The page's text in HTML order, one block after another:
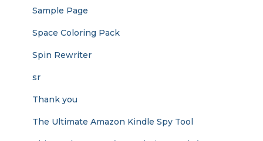
Sample Page
Space Coloring Pack
Spin Rewriter
sr
Thank you
The Ultimate Amazon Kindle Spy Tool